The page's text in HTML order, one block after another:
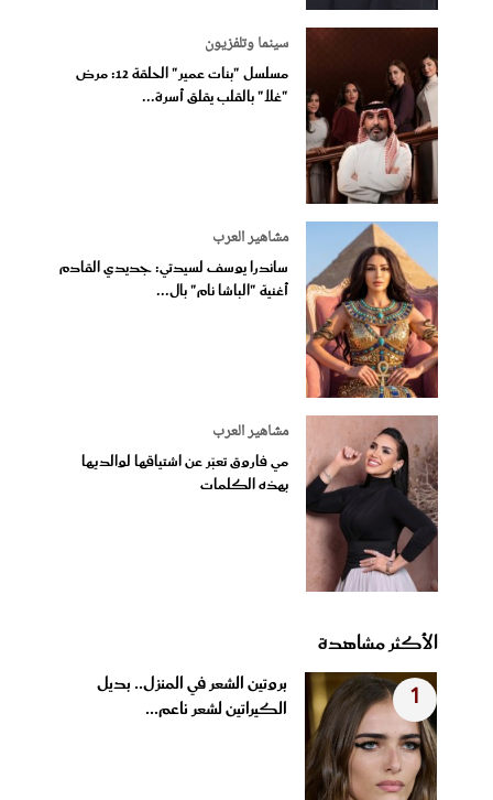
سينما وتلفزيون
مسلسل "بنات عمير" الحلقة 12: مرض
"غلا" بالقلب يقلق أسرة...
مشاهير العرب
ساندرا يوسف لسيدتي: جديدي القادم
أغنية "الباشا نام" بال...
مشاهير العرب
مي فاروق تعبّر عن اشتياقها لوالديها
بهذه الكلمات
الأكثر مشاهدة
1
بروتين الشعر في المنزل.. بديل
الكيراتين لشعر ناعم...